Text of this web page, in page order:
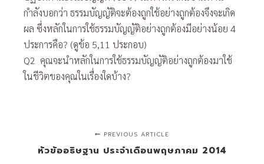
กำลังบอกว่า ธรรมบัญญัติจะต้องถูกใช้อย่างถูกต้องจึงจะเกิด
ผล ซึ่งหลักในการใช้ธรรมบัญญัติอย่างถูกต้องมีอย่างน้อย 4
ประการคือ? (ดูข้อ 5,11 ประกอบ)
Q2 คุณจะนำหลักในการใช้ธรรมบัญญัติอย่างถูกต้องมาใช้
ในชีวิตของคุณในเรื่องใดบ้าง?
PREVIOUS ARTICLE
หัวข้ออธิษฐาน ประจำเดือนพฤษภาคม 2014